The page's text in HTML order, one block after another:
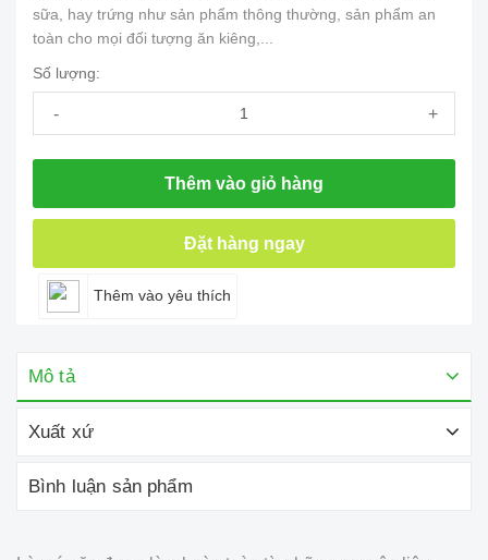
sữa, hay trứng như sản phẩm thông thường, sản phẩm an
toàn cho mọi đối tượng ăn kiêng,...
Số lượng:
- +
Thêm vào giỏ hàng
Đặt hàng ngay
Thêm vào yêu thích
Mô tả
Xuất xứ
Bình luận sản phẩm